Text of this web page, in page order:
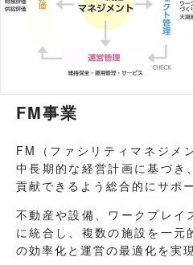
FM事業
FM（ファシリティマネジメ
中長期的な経営計画に基づき
貢献できるよう総合的にサポ
不動産や設備、ワークプレイ
に統合し、複数の施設を一元
の効率化と運営の最適化を実